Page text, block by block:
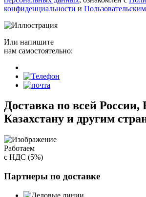
конфиденциальности и
Или напишите
нам самостоятельно:
Доставка по всей России,
Казахстану и другим
Работаем
с НДС (5%)
Партнеры по доставке